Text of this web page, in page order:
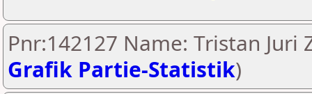
Pnr:142127 Name: Tristan Juri
Grafik Partie-Statistik)